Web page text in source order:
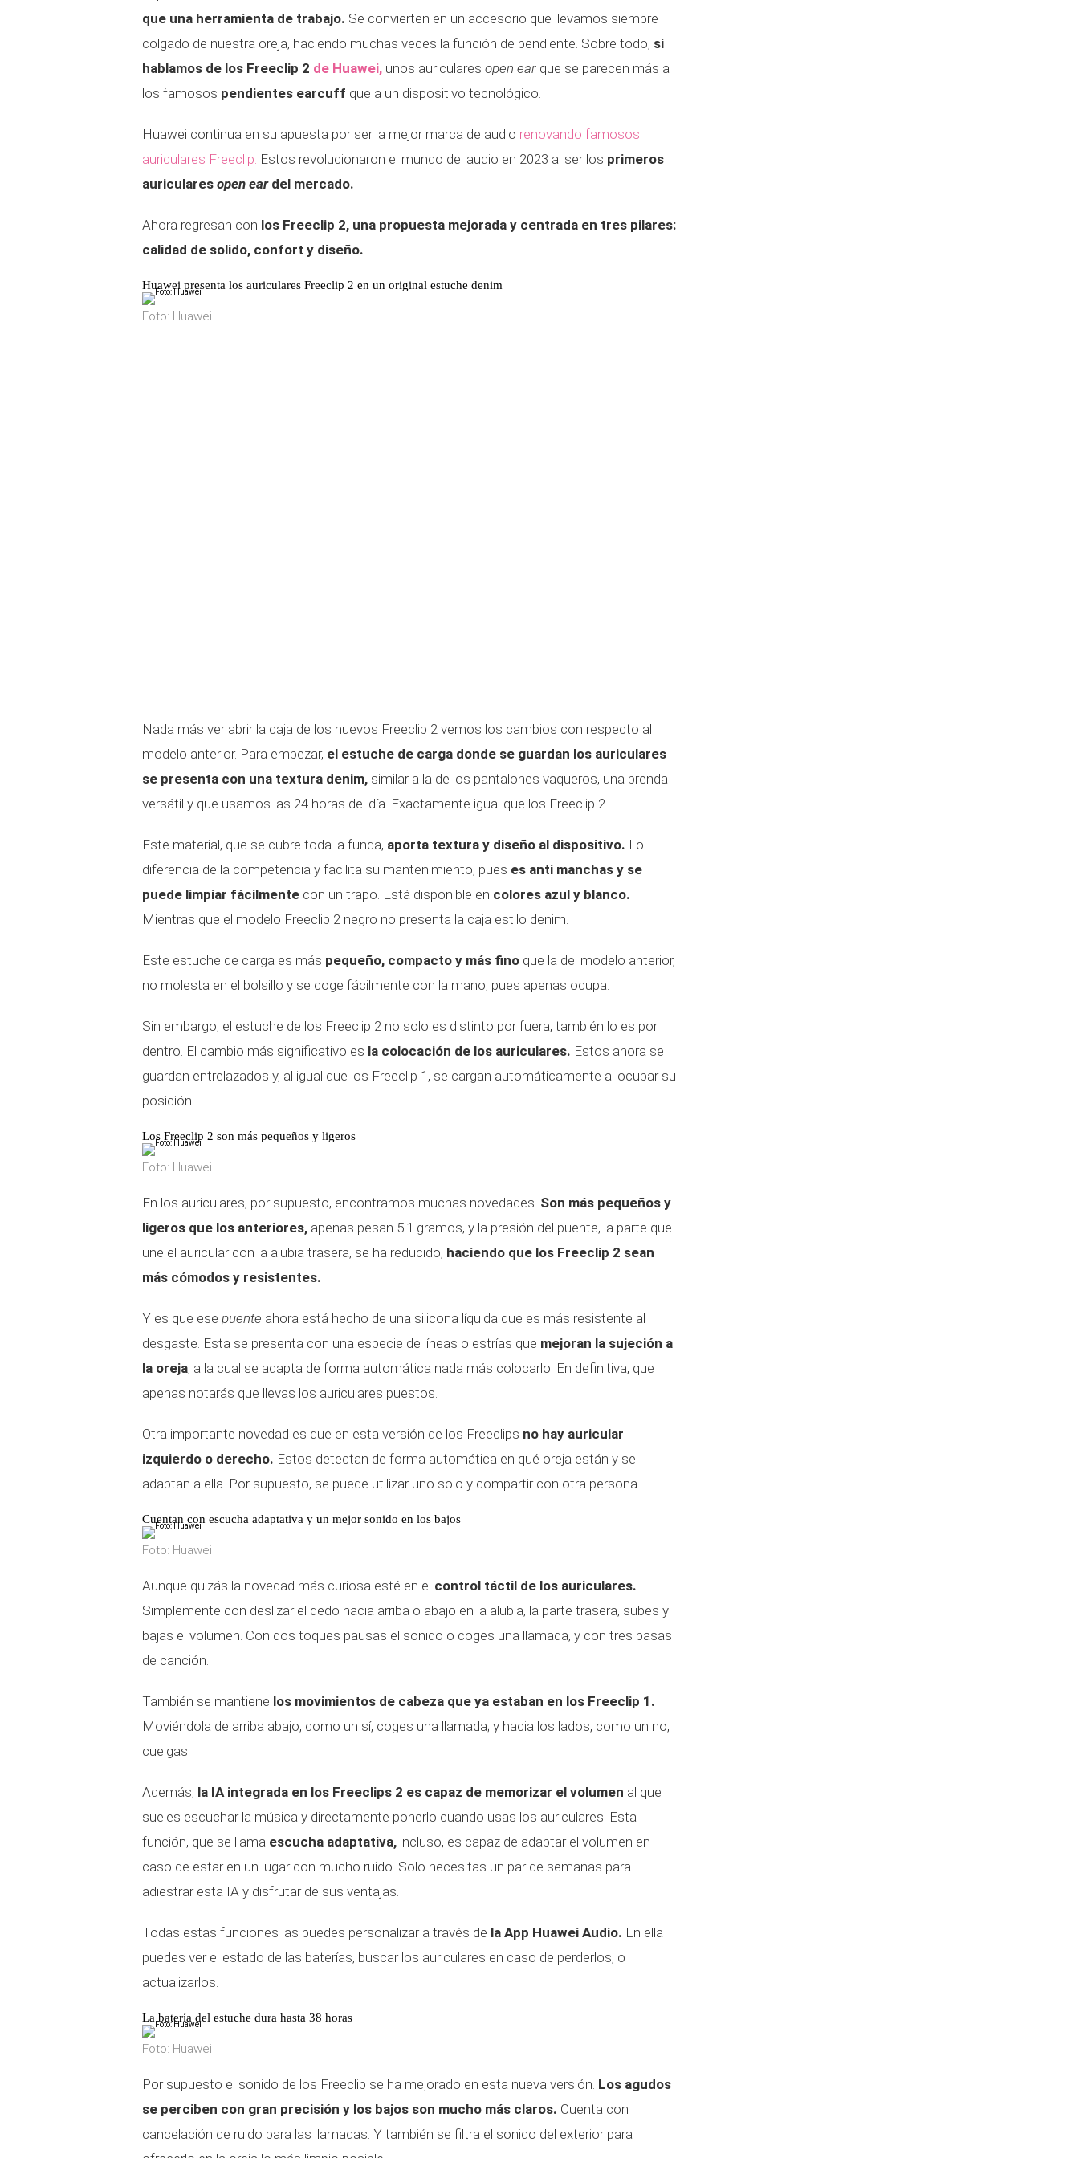
que una herramienta de trabajo. Se convierten en un accesorio que llevamos siempre
colgado de nuestra oreja, haciendo muchas veces la función de pendiente. Sobre todo, si
hablamos de los Freeclip 2 de Huawei, unos auriculares open ear que se parecen más a
los famosos pendientes earcuff que a un dispositivo tecnológico.
Huawei continua en su apuesta por ser la mejor marca de audio renovando famosos
auriculares Freeclip. Estos revolucionaron el mundo del audio en 2023 al ser los primeros
auriculares open ear del mercado.
Ahora regresan con los Freeclip 2, una propuesta mejorada y centrada en tres pilares:
calidad de solido, confort y diseño.
Huawei presenta los auriculares Freeclip 2 en un original estuche denim
Foto: Huawei
Nada más ver abrir la caja de los nuevos Freeclip 2 vemos los cambios con respecto al
modelo anterior. Para empezar, el estuche de carga donde se guardan los auriculares
se presenta con una textura denim, similar a la de los pantalones vaqueros, una prenda
versátil y que usamos las 24 horas del día. Exactamente igual que los Freeclip 2.
Este material, que se cubre toda la funda, aporta textura y diseño al dispositivo. Lo
diferencia de la competencia y facilita su mantenimiento, pues es anti manchas y se
puede limpiar fácilmente con un trapo. Está disponible en colores azul y blanco.
Mientras que el modelo Freeclip 2 negro no presenta la caja estilo denim.
Este estuche de carga es más pequeño, compacto y más fino que la del modelo anterior,
no molesta en el bolsillo y se coge fácilmente con la mano, pues apenas ocupa.
Sin embargo, el estuche de los Freeclip 2 no solo es distinto por fuera, también lo es por
dentro. El cambio más significativo es la colocación de los auriculares. Estos ahora se
guardan entrelazados y, al igual que los Freeclip 1, se cargan automáticamente al ocupar su
posición.
Los Freeclip 2 son más pequeños y ligeros
Foto: Huawei
En los auriculares, por supuesto, encontramos muchas novedades. Son más pequeños y
ligeros que los anteriores, apenas pesan 5.1 gramos, y la presión del puente, la parte que
une el auricular con la alubia trasera, se ha reducido, haciendo que los Freeclip 2 sean
más cómodos y resistentes.
Y es que ese puente ahora está hecho de una silicona líquida que es más resistente al
desgaste. Esta se presenta con una especie de líneas o estrías que mejoran la sujeción a
la oreja, a la cual se adapta de forma automática nada más colocarlo. En definitiva, que
apenas notarás que llevas los auriculares puestos.
Otra importante novedad es que en esta versión de los Freeclips no hay auricular
izquierdo o derecho. Estos detectan de forma automática en qué oreja están y se
adaptan a ella. Por supuesto, se puede utilizar uno solo y compartir con otra persona.
Cuentan con escucha adaptativa y un mejor sonido en los bajos
Foto: Huawei
Aunque quizás la novedad más curiosa esté en el control táctil de los auriculares.
Simplemente con deslizar el dedo hacia arriba o abajo en la alubia, la parte trasera, subes y
bajas el volumen. Con dos toques pausas el sonido o coges una llamada, y con tres pasas
de canción.
También se mantiene los movimientos de cabeza que ya estaban en los Freeclip 1.
Moviéndola de arriba abajo, como un sí, coges una llamada; y hacia los lados, como un no,
cuelgas.
Además, la IA integrada en los Freeclips 2 es capaz de memorizar el volumen al que
sueles escuchar la música y directamente ponerlo cuando usas los auriculares. Esta
función, que se llama escucha adaptativa, incluso, es capaz de adaptar el volumen en
caso de estar en un lugar con mucho ruido. Solo necesitas un par de semanas para
adiestrar esta IA y disfrutar de sus ventajas.
Todas estas funciones las puedes personalizar a través de la App Huawei Audio. En ella
puedes ver el estado de las baterías, buscar los auriculares en caso de perderlos, o
actualizarlos.
La batería del estuche dura hasta 38 horas
Foto: Huawei
Por supuesto el sonido de los Freeclip se ha mejorado en esta nueva versión. Los agudos
se perciben con gran precisión y los bajos son mucho más claros. Cuenta con
cancelación de ruido para las llamadas. Y también se filtra el sonido del exterior para